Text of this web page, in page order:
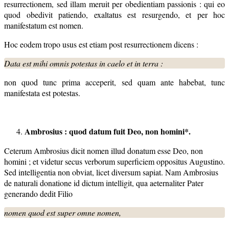
resurrectionem, sed illam meruit per obedientiam passionis : qui eo
quod obedivit patiendo, exaltatus est resurgendo, et per hoc
manifestatum est nomen.
Hoc eodem tropo usus est etiam post resurrectionem dicens :
Data est mihi omnis potestas in caelo et in terra :
non quod tunc prima acceperit, sed quam ante habebat, tunc
manifestata est potestas.
Ambrosius : quod datum fuit Deo, non homini*.
Ceterum Ambrosius dicit nomen illud donatum esse Deo, non
homini ; et videtur secus verborum superficiem oppositus Augustino.
Sed intelligentia non obviat, licet diversum sapiat. Nam Ambrosius
de naturali donatione id dictum intelligit, qua aeternaliter Pater
generando dedit Filio
nomen quod est super omne nomen,